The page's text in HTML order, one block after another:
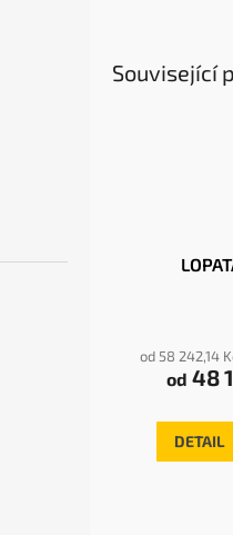
Související
od 58 242,14
od 48
DETAIL